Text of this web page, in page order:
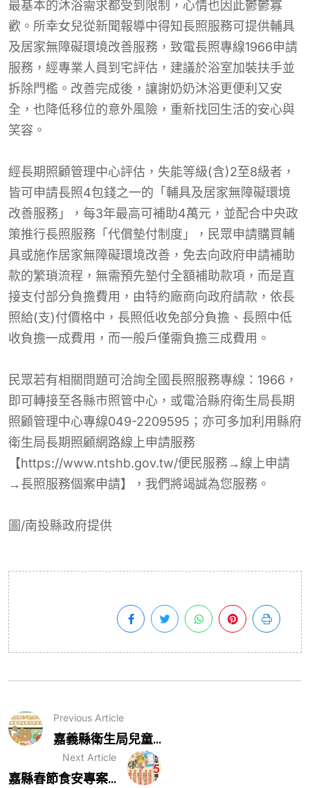
最基本的沐浴需求都受到限制，心情也因此鬱鬱寡
歡。所幸女兒從新聞報導中得知長照服務可提供輔具
及居家無障礙環境改善服務，致電長照專線1966申請
服務，經專業人員到宅評估，建議於浴室加裝扶手並
拆除門檻。改善完成後，讓謝奶奶沐浴更便利又安
全，也降低移位的意外風險，重新找回生活的安心與
笑容。
經長期照顧管理中心評估，失能等級(含)2至8級者，
皆可申請長照4包錢之一的「輔具及居家無障礙環境
改善服務」，每3年最高可補助4萬元，並配合中央政
策推行長照服務「代償墊付制度」，民眾申請購買輔
具或施作居家無障礙環境改善，免去向政府申請補助
款的繁瑣流程，無需預先墊付全額補助款項，而是直
接支付部分負擔費用，由特約廠商向政府請款，依長
照給(支)付價格中，長照低收免部分負擔、長照中低
收負擔一成費用，而一般戶僅需負擔三成費用。
民眾若有相關問題可洽詢全國長照服務專線：1966，
即可轉接至各縣市照管中心，或電洽縣府衛生局長期
照顧管理中心專線049-2209595；亦可多加利用縣府
衛生局長期照顧網路線上申請服務
【https://www.ntshb.gov.tw/便民服務→線上申請
→長照服務個案申請】，我們將竭誠為您服務。
圖/南投縣政府提供
Previous Article
嘉義縣衛生局兒童...
Next Article
嘉縣春節食安專案...